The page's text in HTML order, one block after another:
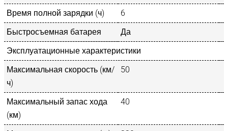
Время полной зарядки (ч)
6
Быстросъемная батарея
Да
Эксплуатационные характеристики
Максимальная скорость (км/
ч)
50
Максимальный запас хода
(км)
40